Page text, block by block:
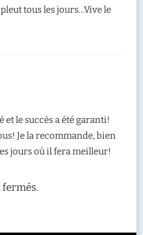
tous les jours…Vive le
et le succès a été garanti!
Je la recommande, bien
jours où il fera meilleur!